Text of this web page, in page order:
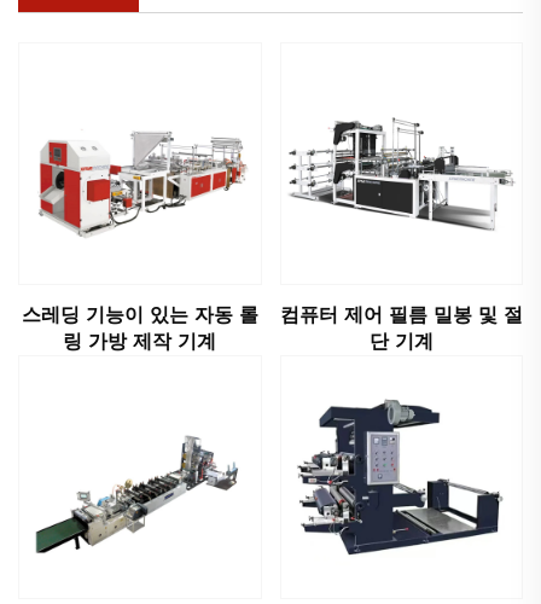
스레딩 기능이 있는 자동 롤
링 가방 제작 기계
컴퓨터 제어 필름 밀봉 및 절
단 기계